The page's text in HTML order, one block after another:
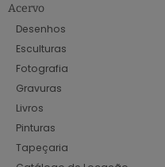
Acervo
Desenhos
Esculturas
Fotografia
Gravuras
Livros
Pinturas
Tapeçaria